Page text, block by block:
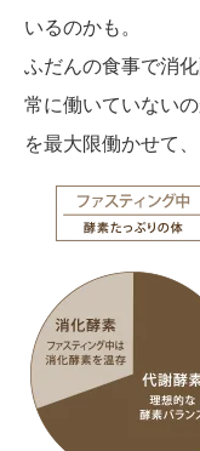
いるのかも。
ふだんの食事で消
常に働いていない
を最大限働かせて